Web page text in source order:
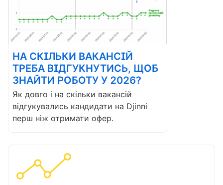
НА СКІЛЬКИ ВАКАНСІЙ
ТРЕБА ВІДГУКНУТИСЬ, ЩОБ
ЗНАЙТИ РОБОТУ У 2026?
Як довго і на скільки вакансій
відгукувались кандидати на Djinni
перш ніж отримати офер.